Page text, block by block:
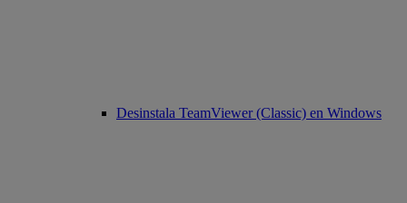
Desinstala TeamViewer (Classic) en Windows